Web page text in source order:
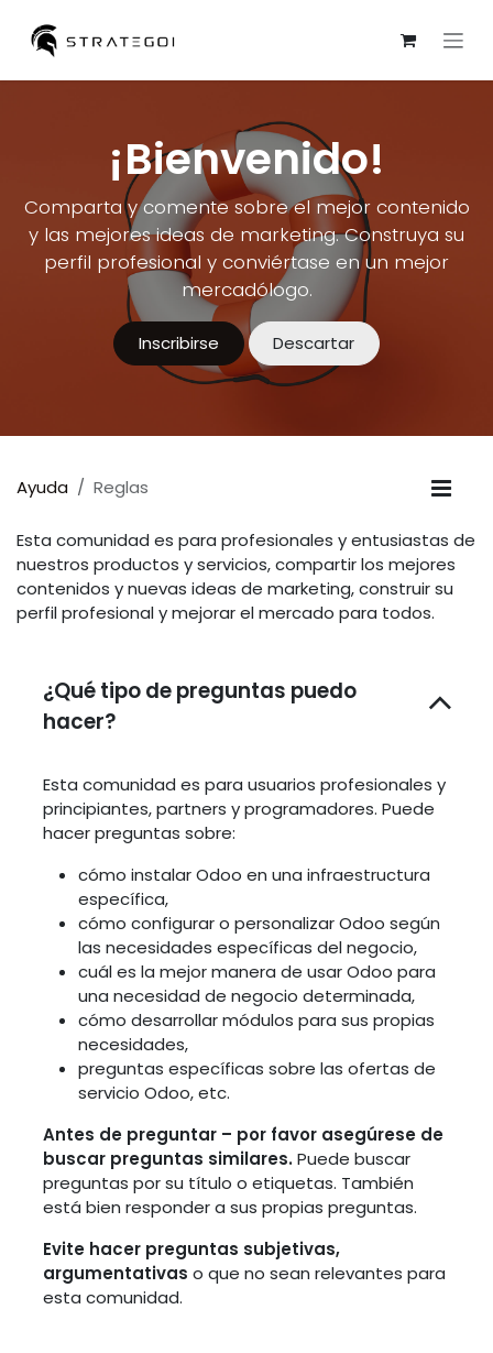
¡Bienvenido!
Comparta y comente sobre el mejor contenido
y las mejores ideas de marketing. Construya su
perfil profesional y conviértase en un mejor
mercadólogo.
Inscribirse Descartar
Ayuda Reglas
Esta comunidad es para profesionales y entusiastas de
nuestros productos y servicios, compartir los mejores
contenidos y nuevas ideas de marketing, construir su
perfil profesional y mejorar el mercado para todos.
¿Qué tipo de preguntas puedo
hacer?
Esta comunidad es para usuarios profesionales y
principiantes, partners y programadores. Puede
hacer preguntas sobre:
cómo instalar Odoo en una infraestructura
específica,
cómo configurar o personalizar Odoo según
las necesidades específicas del negocio,
cuál es la mejor manera de usar Odoo para
una necesidad de negocio determinada,
cómo desarrollar módulos para sus propias
necesidades,
preguntas específicas sobre las ofertas de
servicio Odoo, etc.
Antes de preguntar – por favor asegúrese de
buscar preguntas similares.Puede buscar
preguntas por su título o etiquetas. También
está bien responder a sus propias preguntas.
Evite hacer preguntas subjetivas,
argumentativas o que no sean relevantes para
esta comunidad.